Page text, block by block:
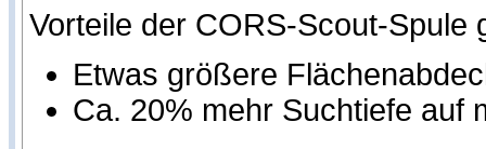
Vorteile der CORS-Scout-Spule
Etwas größere
Ca. 20% mehr Suchtiefe auf